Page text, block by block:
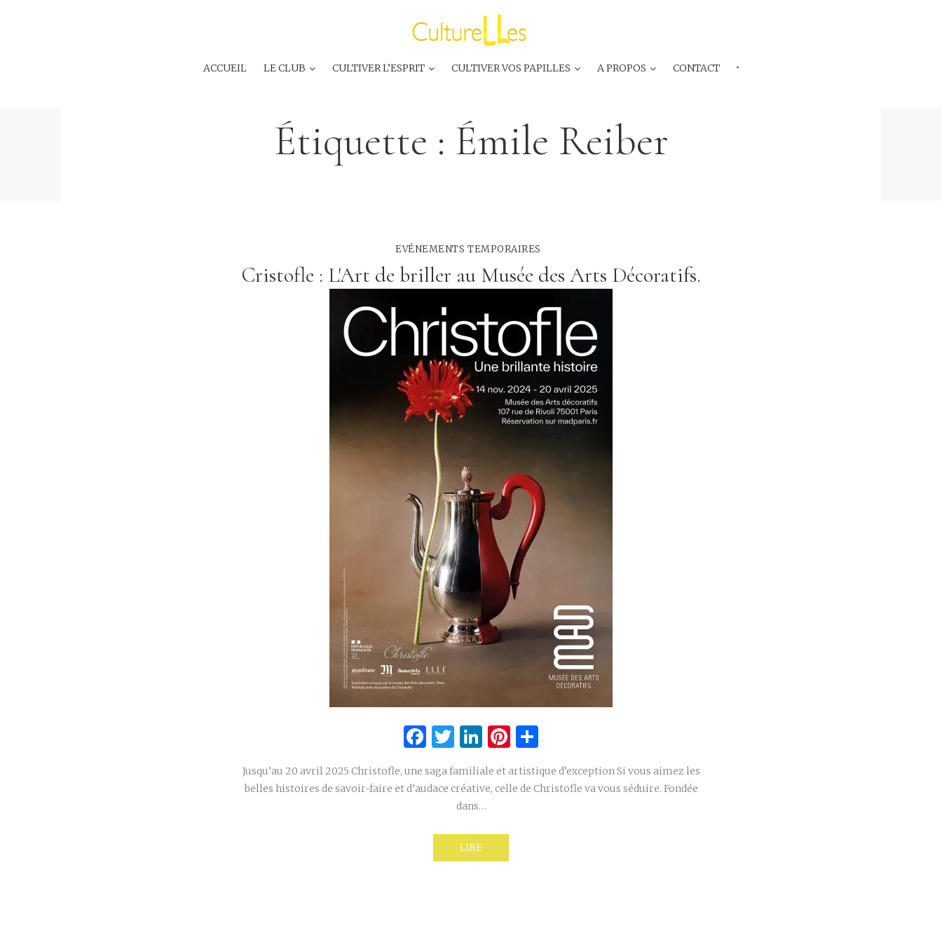
ACCUEIL LE CLUB CULTIVER L’ESPRIT CULTIVER VOS PAPILLES A PROPOS CONTACT ···
Étiquette : Émile Reiber
EVÉNEMENTS TEMPORAIRES
Cristofle : L'Art de briller au Musée des Arts Décoratifs.
Facebook
Twitter
LinkedIn
Pinterest
Jusqu’au 20 avril 2025 Christofle, une saga familiale et artistique d’exception Si vous aimez les
belles histoires de savoir-faire et d’audace créative, celle de Christofle va vous séduire. Fondée
dans…
LIRE